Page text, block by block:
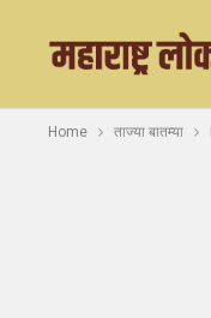
Home ताज्या बातम्या